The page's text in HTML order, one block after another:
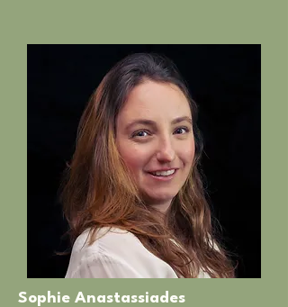
Sophie Anastassiades